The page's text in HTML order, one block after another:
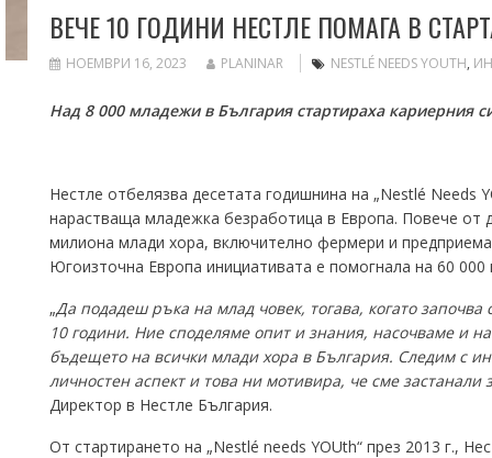
ВЕЧЕ 10 ГОДИНИ НЕСТЛЕ ПОМАГА В
НОЕМВРИ 16, 2023 PLANINAR NESTLÉ NEEDS YOUTH,
Над 8 000 младежи в България стартираха кариерния
Нестле отбелязва десетата годишнина на „Nestlé Needs
нарастваща младежка безработица в Европа. Повече от
милиона млади хора, включително фермери и
Югоизточна Европа инициативата е помогнала на 60
„Да подадеш ръка на млад човек, тогава, когато
10 години. Ние споделяме опит и знания, насочваме и
бъдещето на всички млади хора в България. Следим с
личностен аспект и това ни мотивира, че сме
Директор в Нестле България.
От стартирането на „Nestlé needs YOUth“ през 2013 г.,